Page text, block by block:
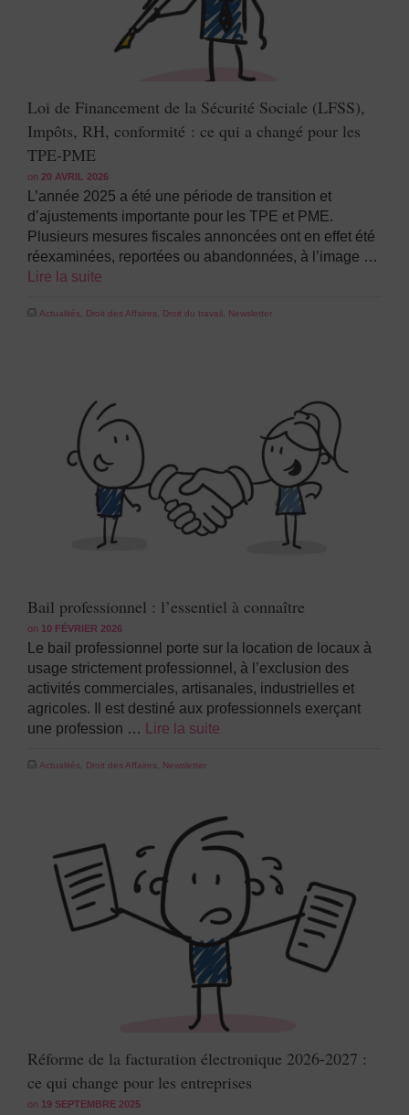
Loi de Financement de la Sécurité Sociale (LFSS),
Impôts, RH, conformité : ce qui a changé pour les
TPE‑PME
on 20 AVRIL 2026
L’année 2025 a été une période de transition et
d’ajustements importante pour les TPE et PME.
Plusieurs mesures fiscales annoncées ont en effet été
réexaminées, reportées ou abandonnées, à l’image …
Lire la suite
Actualités Droit des Affaires Droit du travail Newsletter
Bail professionnel : l’essentiel à connaître
on 10 FÉVRIER 2026
Le bail professionnel porte sur la location de locaux à
usage strictement professionnel, à l’exclusion des
activités commerciales, artisanales, industrielles et
agricoles. Il est destiné aux professionnels exerçant
une profession …
Lire la suite
Actualités Droit des Affaires Newsletter
Réforme de la facturation électronique 2026-2027 :
ce qui change pour les entreprises
on 19 SEPTEMBRE 2025